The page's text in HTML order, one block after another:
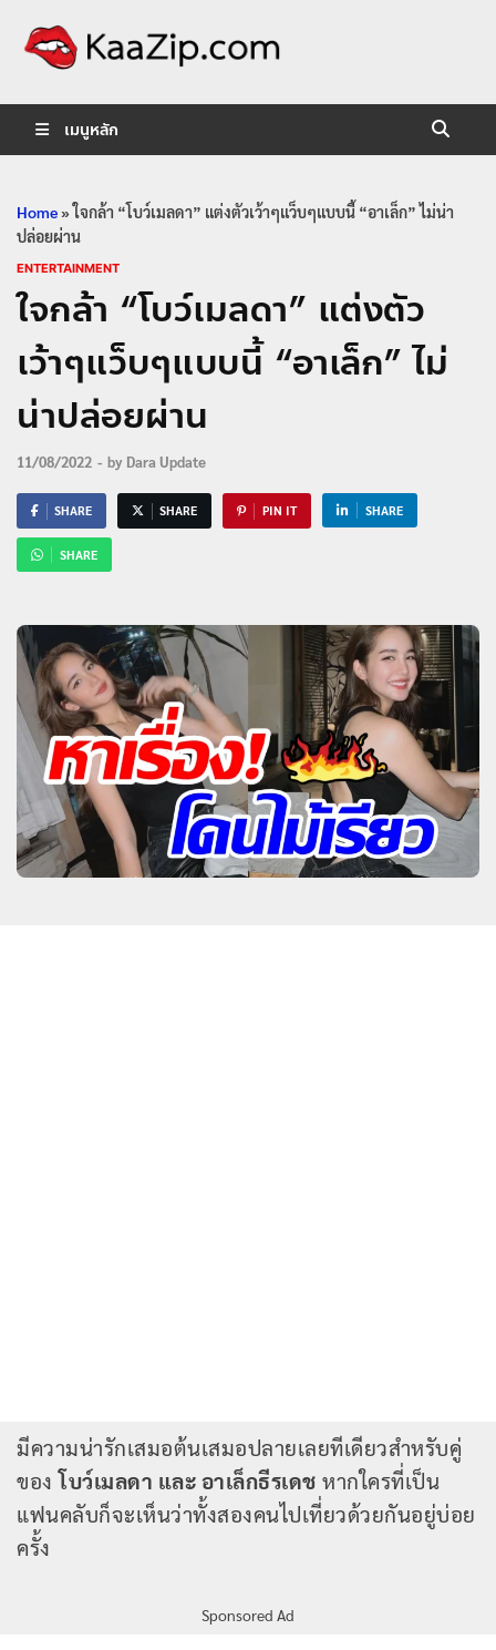
เมนูหลัก
Home»ใจกล้า “โบว์เมลดา” แต่งตัวเว้าๆแว็บๆแบบนี้ “อาเล็ก” ไม่น่า
ปล่อยผ่าน
ENTERTAINMENT
ใจกล้า “โบว์เมลดา” แต่งตัว
เว้าๆแว็บๆแบบนี้ “อาเล็ก” ไม่
น่าปล่อยผ่าน
11/08/2022 - by Dara Update
SHARE SHARE PIN IT SHARE
SHARE
มีความน่ารักเสมอต้นเสมอปลายเลยทีเดียวสำหรับคู่
ของโบว์เมลดา และ อาเล็กธีรเดช หากใครที่เป็น
แฟนคลับก็จะเห็นว่าทั้งสองคนไปเที่ยวด้วยกันอยู่บ่อย
ครั้ง
Sponsored Ad